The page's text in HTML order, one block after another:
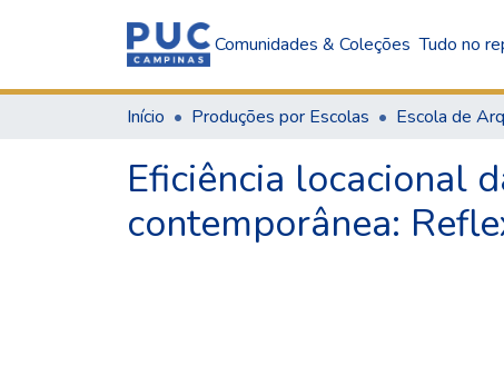
Comunidades & Coleções Tudo no
Início Produções por Escolas
Eficiência locacional
contemporânea: